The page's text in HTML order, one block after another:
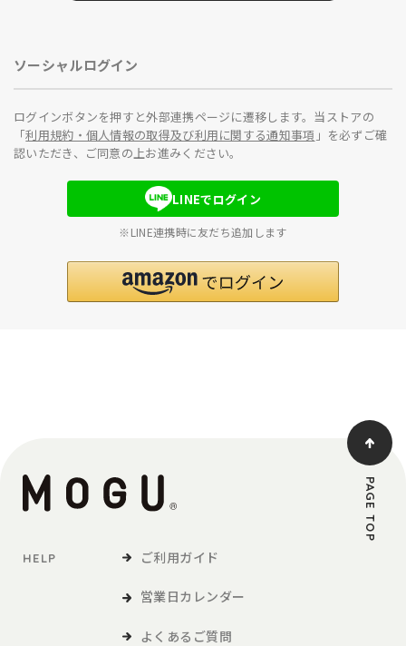
ソーシャルログイン
ログインボタンを押すと外部連携ページに遷移します。当ストアの
「利用規約・個人情報の取得及び利用に関する通知事項 」を必ずご確
認いただき、ご同意の上お進みください。
LINEでログイン
※LINE連携時に友だち追加します
HELP ご利用ガイド
営業日カレンダー
よくあるご質問
PAGE TOP